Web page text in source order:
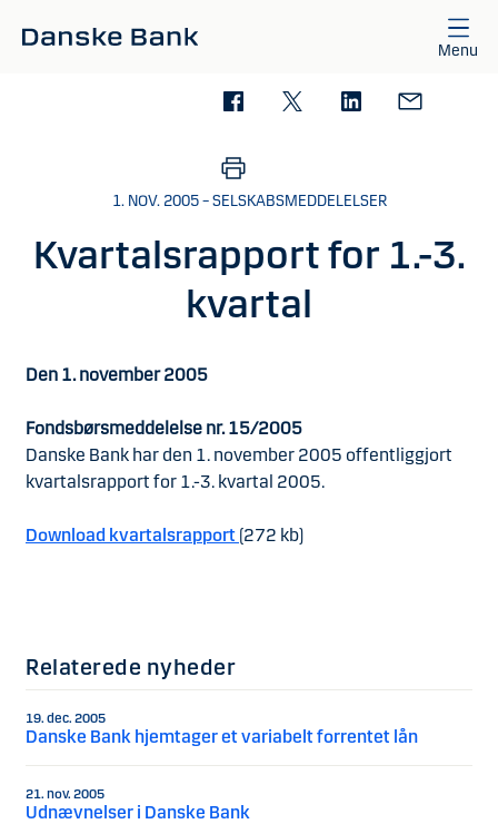
Menu
1. NOV. 2005 – SELSKABSMEDDELELSER
Kvartalsrapport for 1.-3.
kvartal
Den 1. november 2005
Fondsbørsmeddelelse nr. 15/2005
Danske Bank har den 1. november 2005 offentliggjort
kvartalsrapport for 1.-3. kvartal 2005.
Download kvartalsrapport (272 kb)
Relaterede nyheder
19. dec. 2005
Danske Bank hjemtager et variabelt forrentet lån
21. nov. 2005
Udnævnelser i Danske Bank